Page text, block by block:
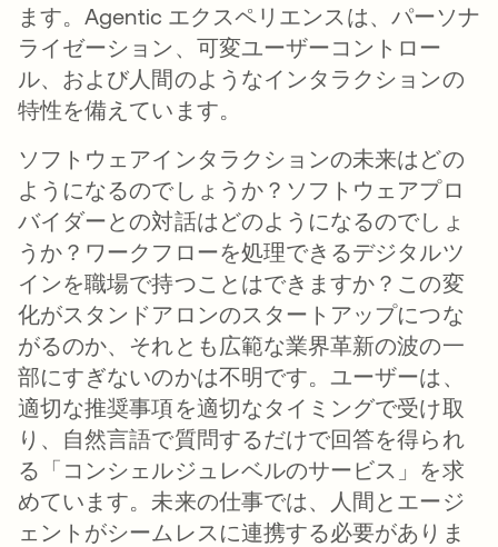
ます。Agentic エクスペリエンスは、パーソナ
ライゼーション、可変ユーザーコントロー
ル、および人間のようなインタラクションの
特性を備えています。
ソフトウェアインタラクションの未来はどの
ようになるのでしょうか？ソフトウェアプロ
バイダーとの対話はどのようになるのでしょ
うか？ワークフローを処理できるデジタルツ
インを職場で持つことはできますか？この変
化がスタンドアロンのスタートアップにつな
がるのか、それとも広範な業界革新の波の一
部にすぎないのかは不明です。ユーザーは、
適切な推奨事項を適切なタイミングで受け取
り、自然言語で質問するだけで回答を得られ
る「コンシェルジュレベルのサービス」を求
めています。未来の仕事では、人間とエージ
ェントがシームレスに連携する必要がありま